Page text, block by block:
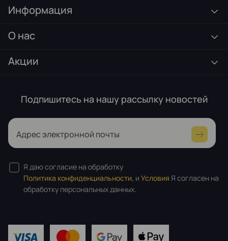
Информация
О нас
Акции
Подпишитесь на нашу рассылку новостей
Адрес электронной почты
Я даю согласие на обработку
Политика конфиденциальности, и Условия Я согласен на
обработку персональных данных.